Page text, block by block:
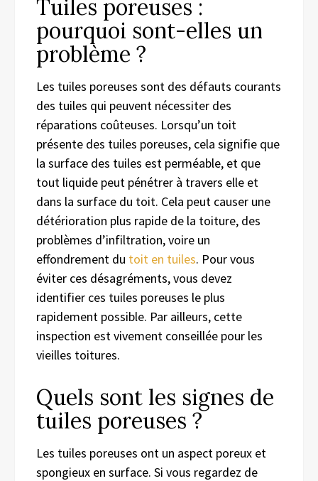
Tuiles poreuses :
pourquoi sont-elles un
problème ?
Les tuiles poreuses sont des défauts courants
des tuiles qui peuvent nécessiter des
réparations coûteuses. Lorsqu’un toit
présente des tuiles poreuses, cela signifie que
la surface des tuiles est perméable, et que
tout liquide peut pénétrer à travers elle et
dans la surface du toit. Cela peut causer une
détérioration plus rapide de la toiture, des
problèmes d’infiltration, voire un
effondrement du toit en tuiles. Pour vous
éviter ces désagréments, vous devez
identifier ces tuiles poreuses le plus
rapidement possible. Par ailleurs, cette
inspection est vivement conseillée pour les
vieilles toitures.
Quels sont les signes de
tuiles poreuses ?
Les tuiles poreuses ont un aspect poreux et
spongieux en surface. Si vous regardez de